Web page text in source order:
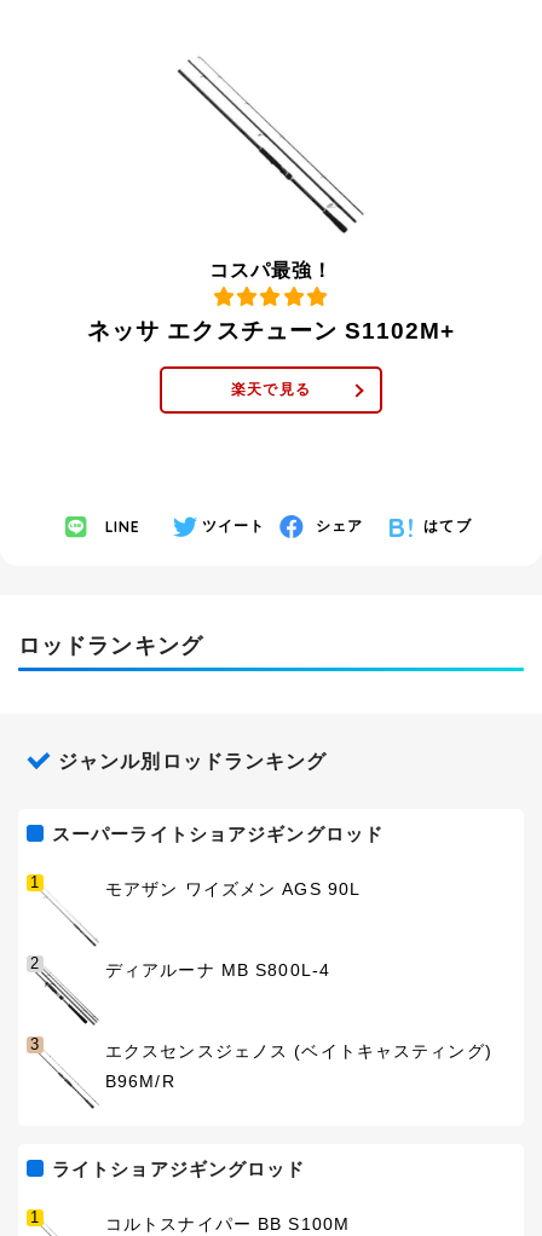
コスパ最強！
ネッサ エクスチューン S1102M+
楽天で見る
LINE ツイート シェア はてブ
ロッドランキング
ジャンル別ロッドランキング
スーパーライトショアジギングロッド
1 モアザン ワイズメン AGS 90L
2 ディアルーナ MB S800L-4
3
エクスセンスジェノス (ベイトキャスティング)
B96M/R
ライトショアジギングロッド
1 コルトスナイパー BB S100M